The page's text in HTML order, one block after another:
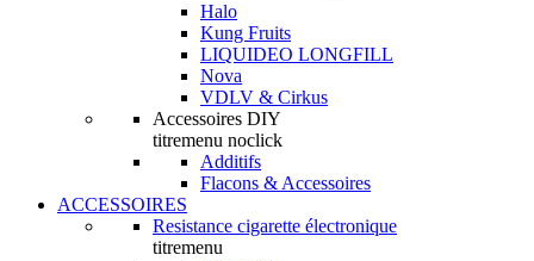
Halo
Kung Fruits
LIQUIDEO LONGFILL
Nova
VDLV & Cirkus
Accessoires DIY
titremenu noclick
Additifs
Flacons & Accessoires
ACCESSOIRES
Resistance cigarette électronique
titremenu